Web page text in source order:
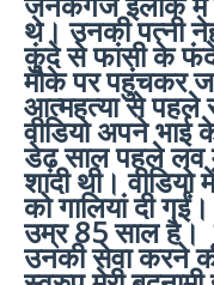
थे। उनकी पत्नी
कुंदे से फांसी के
मौके पर पहुंचकर
आत्महत्या से पहले
वीडियो अपने भाई
डेढ़ साल पहले लव
शादी थी। वीडियो
को गालियां दी
उम्र 85 साल है।
उनकी सेवा करने